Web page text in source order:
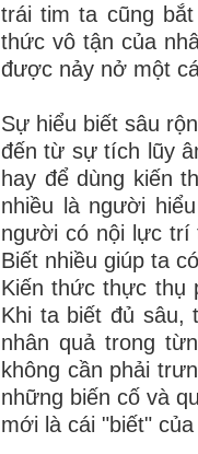
trái tim ta cũng
thức vô tận của
được nảy nở một
Sự hiểu biết sâu
đến từ sự tích lũy
hay để dùng kiến
nhiều là người
người có nội lực trí
Biết nhiều giúp ta
Kiến thức thực thụ
Khi ta biết đủ
nhân quả trong
không cần phải
những biến cố và
mới là cái "biết"